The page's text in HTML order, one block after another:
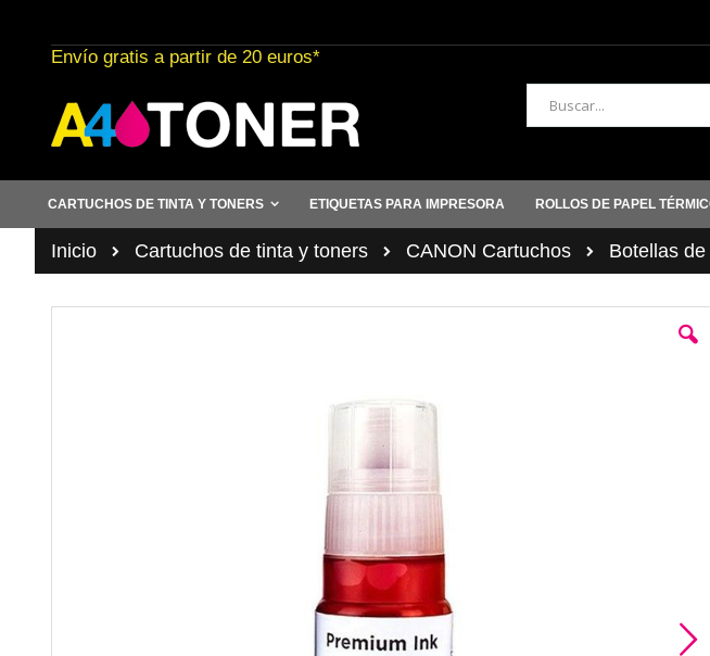
al
contenido
Envío gratis a partir de 20 euros*
Buscar
CARTUCHOS DE TINTA Y TONERS ETIQUETAS PARA IMPRESORA ROLLOS DE PAPEL
Inicio Cartuchos de tinta y toners CANON Cartuchos Botellas